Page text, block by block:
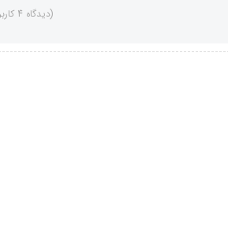
(دیدگاه 4 کاربر)